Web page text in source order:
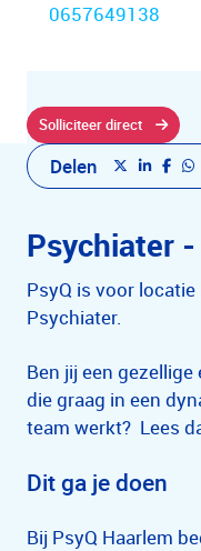
0657649138
Solliciteer direct
Delen
Psychiater
PsyQ is voor
Psychiater.
Ben jij een
die graag in een
team werkt? Lees
Dit ga je doen
Bij PsyQ Haarlem